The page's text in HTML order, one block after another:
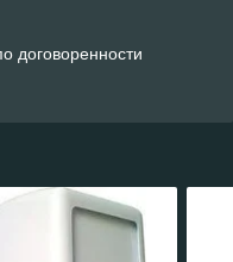
договоренности